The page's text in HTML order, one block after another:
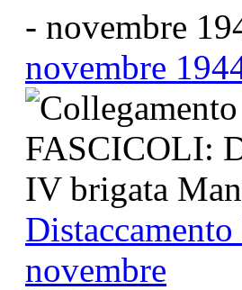
novembre
novembre